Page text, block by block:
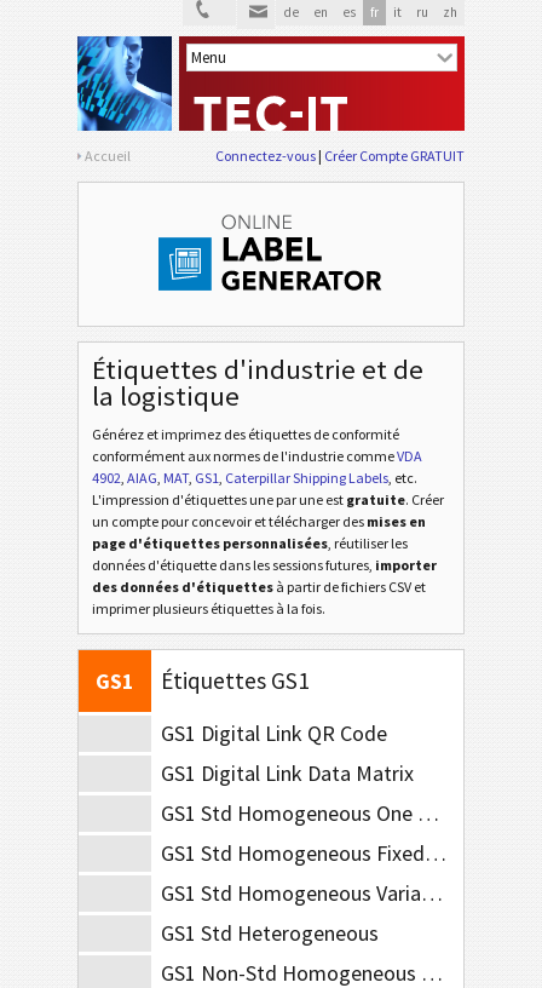
de en es fr it ru zh
Accueil Connectez-vous Créer Compte GRATUIT
Étiquettes d'industrie et de
la logistique
Générez et imprimez des étiquettes de conformité
conformément aux normes de l'industrie commeVDA
4902, AIAG, MAT, GS1, Caterpillar Shipping Labels, etc.
L'impression d'étiquettes une par une est gratuite. Créer
un compte pour concevoir et télécharger des mises en
page d'étiquettes personnalisées, réutiliser les
données d'étiquette dans les sessions futures, importer
des données d'étiquettes à partir de fichiers CSV et
imprimer plusieurs étiquettes à la fois.
VDA VDA 4902
VDA VDA 4992
VDA 4994
Ford GTL
AIAG Étiquettes AIAG
Étiquettes Autoliv
VW Volkswagen GTL
GM General Motors
CAT Caterpillar
GS1 Étiquettes GS1
GS1 Digital Link QR Code
GS1 Digital Link Data Matrix
GS1 Std Homogeneous One Piece
GS1 Std Homogeneous Fixed Measure
GS1 Std Homogeneous Variable Measure
GS1 Std Heterogeneous
GS1 Non-Std Homogeneous Fixed Measure